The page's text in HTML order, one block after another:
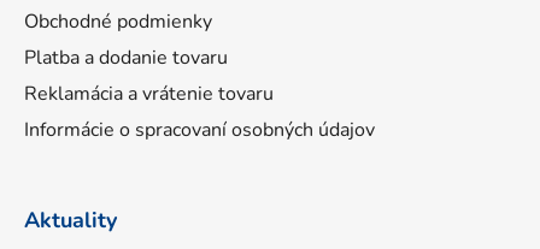
Obchodné podmienky
Platba a dodanie tovaru
Reklamácia a vrátenie tovaru
Informácie o spracovaní osobných údajov
Aktuality